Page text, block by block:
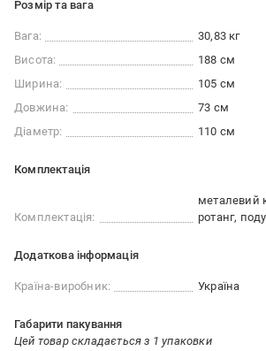
Розмір та вага
Вага:
30,83 кг
Висота:
188 см
Ширина:
105 см
Довжина:
73 см
Діаметр:
110 см
Комплектація
Комплектація:
металевий
ротанг,
Додаткова інформація
Країна-виробник: Україна
Габарити пакування
Цей товар складається з 1 упаковки